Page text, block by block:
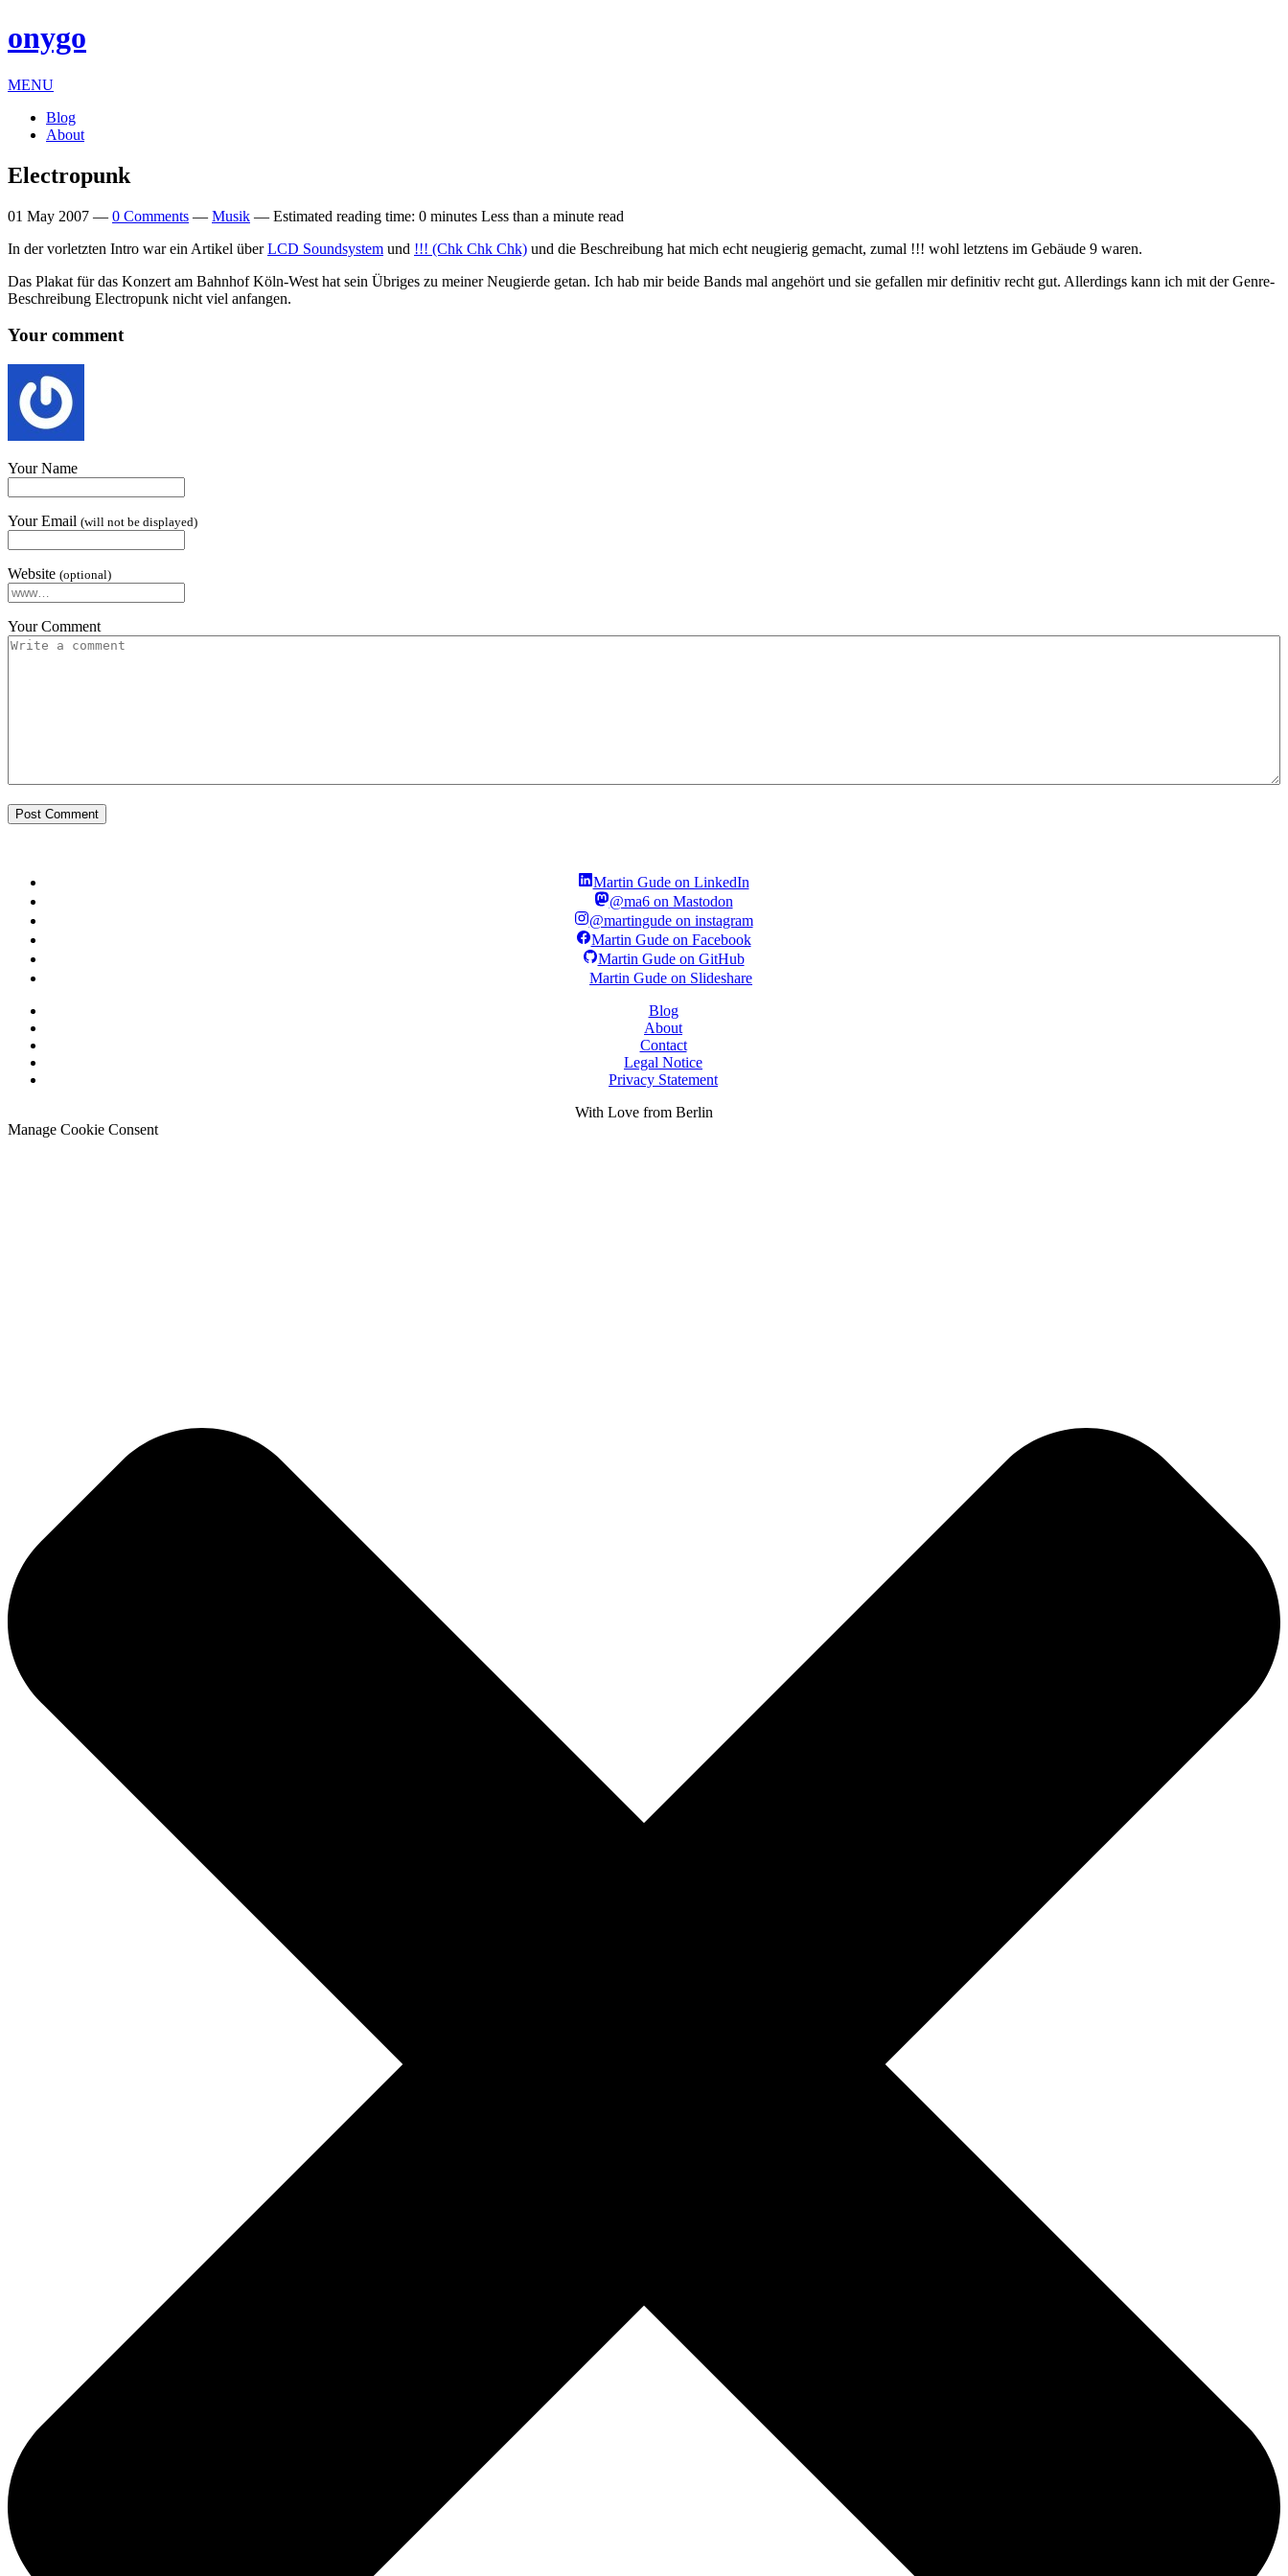
onygo
MENU
Blog
About
Electropunk
01 May 2007 — 0 Comments — Musik — Estimated reading time: 0 minutes Less than a minute read
In der vor­let­zten Intro war ein Artikel überLCD Sound­sys­tem und !!! (Chk Chk Chk) und die Bes­chreibung hat mich echt neu­gierig gemacht, zumal !!! wohl let­ztens im Gebäude 9 waren.
Das Plakat für das Konzert am Bahnhof Köln-West hat sein Übriges zu mein­er Neu­gierde get­an. Ich hab mir beide Bands mal ange­hört und sie gefallen mir defin­it­iv recht gut. Allerd­ings kann ich mit der Genre-
Bes­chreibung Elec­tropunk nicht viel anfangen.
Your comment
Your Name
Your Email (will not be displayed)
Website (optional)
Your Comment
Martin Gude on LinkedIn
@ma6 on Mastodon
@martingude on instagram
Martin Gude on Facebook
Martin Gude on GitHub
Martin Gude on Slideshare
Blog
About
Contact
Legal Notice
Privacy Statement
With Love from Berlin
Manage Cookie Consent